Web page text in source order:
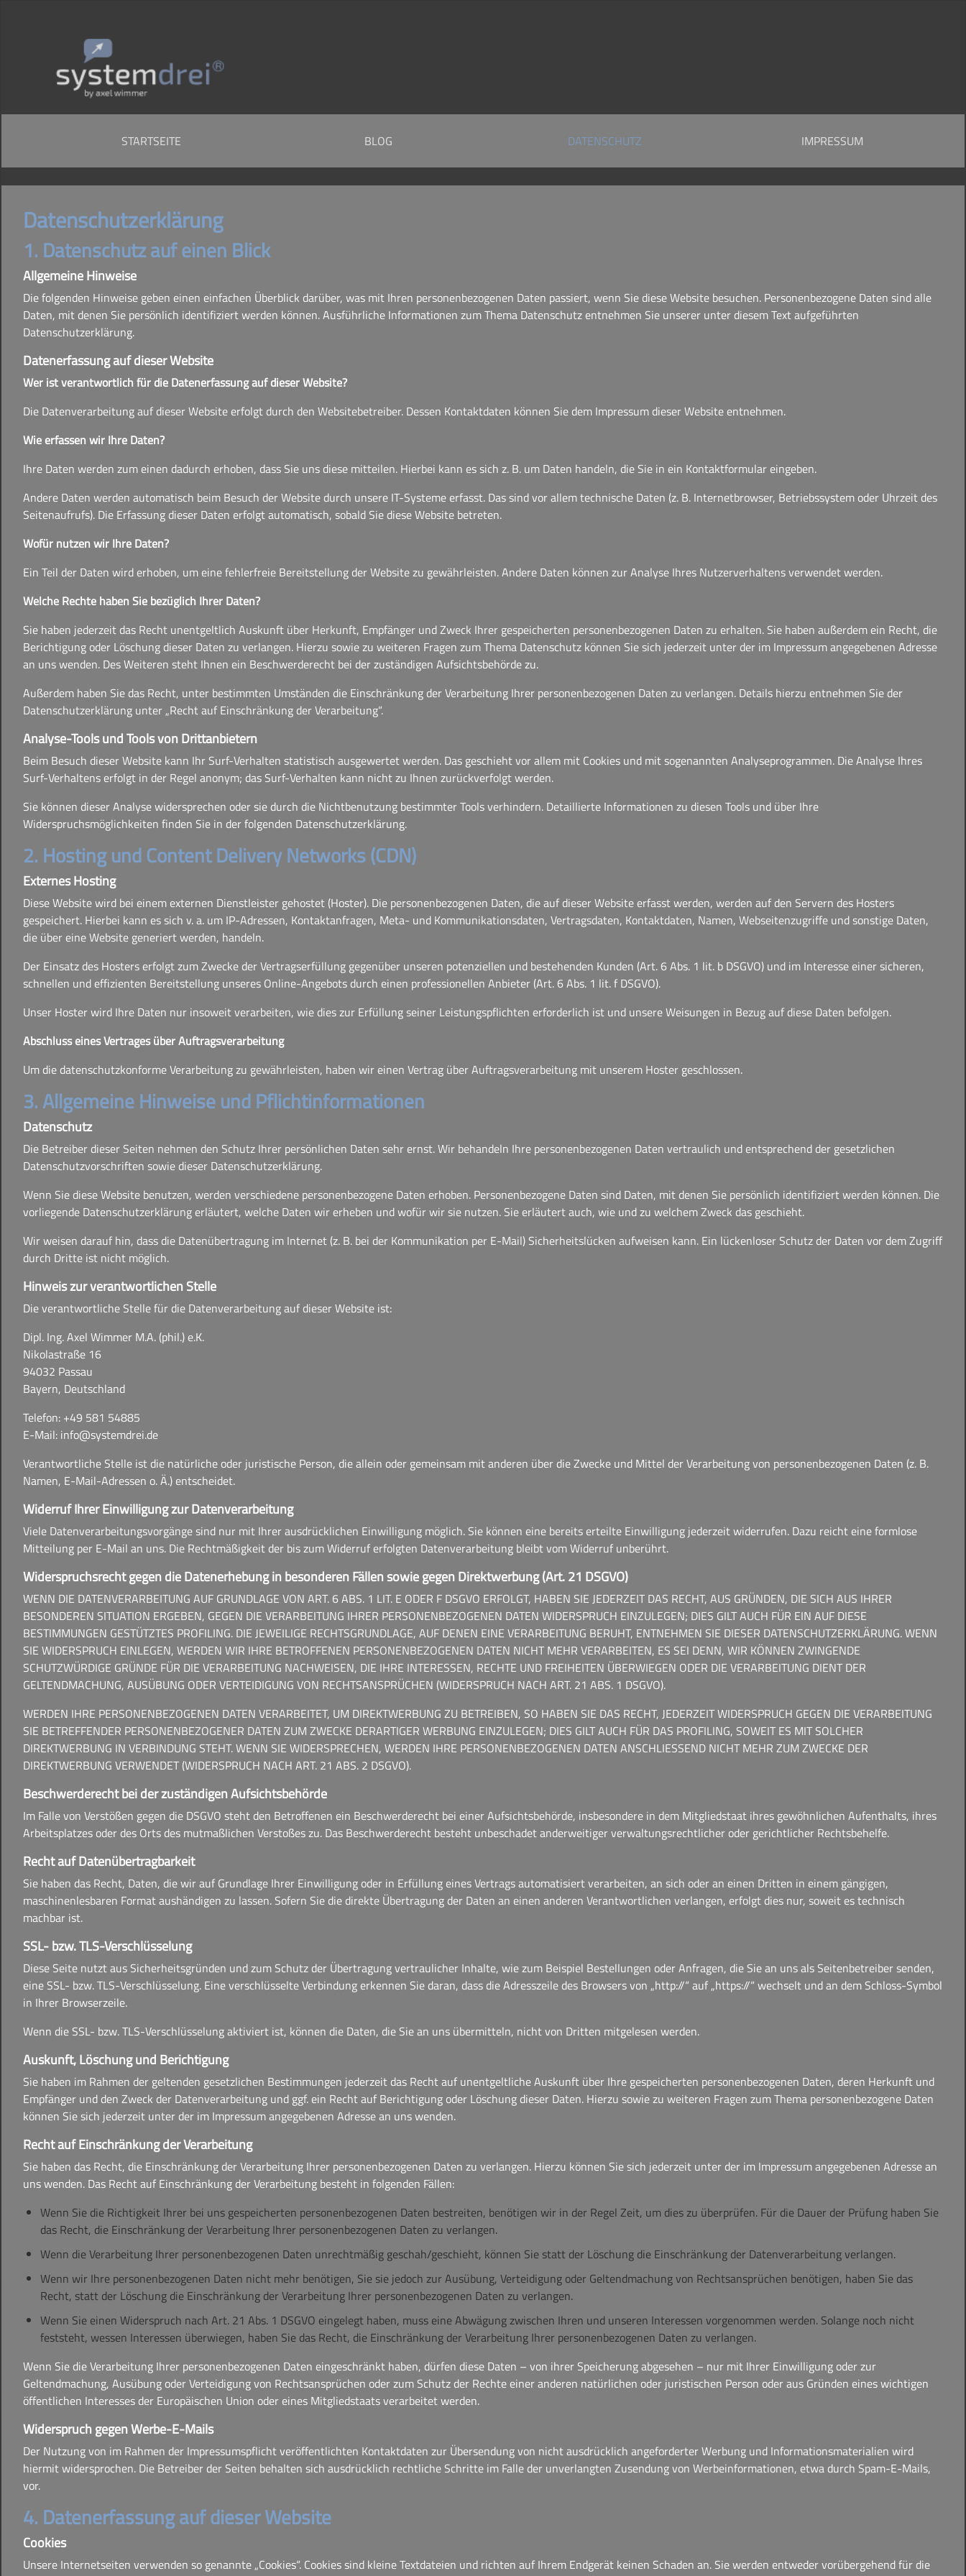
STARTSEITE BLOG DATENSCHUTZ IMPRESSUM
Datenschutzerklärung
1. Datenschutz auf einen Blick
Allgemeine Hinweise
Die folgenden Hinweise geben einen einfachen Überblick darüber, was mit Ihren personenbezogenen Daten passiert, wenn Sie diese Website besuchen. Personenbezogene Daten sind alle
Daten, mit denen Sie persönlich identifiziert werden können. Ausführliche Informationen zum Thema Datenschutz entnehmen Sie unserer unter diesem Text aufgeführten
Datenschutzerklärung.
Datenerfassung auf dieser Website
Wer ist verantwortlich für die Datenerfassung auf dieser Website?
Die Datenverarbeitung auf dieser Website erfolgt durch den Websitebetreiber. Dessen Kontaktdaten können Sie dem Impressum dieser Website entnehmen.
Wie erfassen wir Ihre Daten?
Ihre Daten werden zum einen dadurch erhoben, dass Sie uns diese mitteilen. Hierbei kann es sich z. B. um Daten handeln, die Sie in ein Kontaktformular eingeben.
Andere Daten werden automatisch beim Besuch der Website durch unsere IT-Systeme erfasst. Das sind vor allem technische Daten (z. B. Internetbrowser, Betriebssystem oder Uhrzeit des
Seitenaufrufs). Die Erfassung dieser Daten erfolgt automatisch, sobald Sie diese Website betreten.
Wofür nutzen wir Ihre Daten?
Ein Teil der Daten wird erhoben, um eine fehlerfreie Bereitstellung der Website zu gewährleisten. Andere Daten können zur Analyse Ihres Nutzerverhaltens verwendet werden.
Welche Rechte haben Sie bezüglich Ihrer Daten?
Sie haben jederzeit das Recht unentgeltlich Auskunft über Herkunft, Empfänger und Zweck Ihrer gespeicherten personenbezogenen Daten zu erhalten. Sie haben außerdem ein Recht, die
Berichtigung oder Löschung dieser Daten zu verlangen. Hierzu sowie zu weiteren Fragen zum Thema Datenschutz können Sie sich jederzeit unter der im Impressum angegebenen Adresse
an uns wenden. Des Weiteren steht Ihnen ein Beschwerderecht bei der zuständigen Aufsichtsbehörde zu.
Außerdem haben Sie das Recht, unter bestimmten Umständen die Einschränkung der Verarbeitung Ihrer personenbezogenen Daten zu verlangen. Details hierzu entnehmen Sie der
Datenschutzerklärung unter „Recht auf Einschränkung der Verarbeitung“.
Analyse-Tools und Tools von Drittanbietern
Beim Besuch dieser Website kann Ihr Surf-Verhalten statistisch ausgewertet werden. Das geschieht vor allem mit Cookies und mit sogenannten Analyseprogrammen. Die Analyse Ihres
Surf-Verhaltens erfolgt in der Regel anonym; das Surf-Verhalten kann nicht zu Ihnen zurückverfolgt werden.
Sie können dieser Analyse widersprechen oder sie durch die Nichtbenutzung bestimmter Tools verhindern. Detaillierte Informationen zu diesen Tools und über Ihre
Widerspruchsmöglichkeiten finden Sie in der folgenden Datenschutzerklärung.
2. Hosting und Content Delivery Networks (CDN)
Externes Hosting
Diese Website wird bei einem externen Dienstleister gehostet (Hoster). Die personenbezogenen Daten, die auf dieser Website erfasst werden, werden auf den Servern des Hosters
gespeichert. Hierbei kann es sich v. a. um IP-Adressen, Kontaktanfragen, Meta- und Kommunikationsdaten, Vertragsdaten, Kontaktdaten, Namen, Webseitenzugriffe und sonstige Daten,
die über eine Website generiert werden, handeln.
Der Einsatz des Hosters erfolgt zum Zwecke der Vertragserfüllung gegenüber unseren potenziellen und bestehenden Kunden (Art. 6 Abs. 1 lit. b DSGVO) und im Interesse einer sicheren,
schnellen und effizienten Bereitstellung unseres Online-Angebots durch einen professionellen Anbieter (Art. 6 Abs. 1 lit. f DSGVO).
Unser Hoster wird Ihre Daten nur insoweit verarbeiten, wie dies zur Erfüllung seiner Leistungspflichten erforderlich ist und unsere Weisungen in Bezug auf diese Daten befolgen.
Abschluss eines Vertrages über Auftragsverarbeitung
Um die datenschutzkonforme Verarbeitung zu gewährleisten, haben wir einen Vertrag über Auftragsverarbeitung mit unserem Hoster geschlossen.
3. Allgemeine Hinweise und Pflichtinformationen
Datenschutz
Die Betreiber dieser Seiten nehmen den Schutz Ihrer persönlichen Daten sehr ernst. Wir behandeln Ihre personenbezogenen Daten vertraulich und entsprechend der gesetzlichen
Datenschutzvorschriften sowie dieser Datenschutzerklärung.
Wenn Sie diese Website benutzen, werden verschiedene personenbezogene Daten erhoben. Personenbezogene Daten sind Daten, mit denen Sie persönlich identifiziert werden können. Die
vorliegende Datenschutzerklärung erläutert, welche Daten wir erheben und wofür wir sie nutzen. Sie erläutert auch, wie und zu welchem Zweck das geschieht.
Wir weisen darauf hin, dass die Datenübertragung im Internet (z. B. bei der Kommunikation per E-Mail) Sicherheitslücken aufweisen kann. Ein lückenloser Schutz der Daten vor dem Zugriff
durch Dritte ist nicht möglich.
Hinweis zur verantwortlichen Stelle
Die verantwortliche Stelle für die Datenverarbeitung auf dieser Website ist:
Dipl. Ing. Axel Wimmer M.A. (phil.) e.K.
Nikolastraße 16
94032 Passau
Bayern, Deutschland
Telefon: +49 581 54885
E-Mail: info@systemdrei.de
Verantwortliche Stelle ist die natürliche oder juristische Person, die allein oder gemeinsam mit anderen über die Zwecke und Mittel der Verarbeitung von personenbezogenen Daten (z. B.
Namen, E-Mail-Adressen o. Ä.) entscheidet.
Widerruf Ihrer Einwilligung zur Datenverarbeitung
Viele Datenverarbeitungsvorgänge sind nur mit Ihrer ausdrücklichen Einwilligung möglich. Sie können eine bereits erteilte Einwilligung jederzeit widerrufen. Dazu reicht eine formlose
Mitteilung per E-Mail an uns. Die Rechtmäßigkeit der bis zum Widerruf erfolgten Datenverarbeitung bleibt vom Widerruf unberührt.
Widerspruchsrecht gegen die Datenerhebung in besonderen Fällen sowie gegen Direktwerbung (Art. 21 DSGVO)
WENN DIE DATENVERARBEITUNG AUF GRUNDLAGE VON ART. 6 ABS. 1 LIT. E ODER F DSGVO ERFOLGT, HABEN SIE JEDERZEIT DAS RECHT, AUS GRÜNDEN, DIE SICH AUS IHRER
BESONDEREN SITUATION ERGEBEN, GEGEN DIE VERARBEITUNG IHRER PERSONENBEZOGENEN DATEN WIDERSPRUCH EINZULEGEN; DIES GILT AUCH FÜR EIN AUF DIESE
BESTIMMUNGEN GESTÜTZTES PROFILING. DIE JEWEILIGE RECHTSGRUNDLAGE, AUF DENEN EINE VERARBEITUNG BERUHT, ENTNEHMEN SIE DIESER DATENSCHUTZERKLÄRUNG. WENN
SIE WIDERSPRUCH EINLEGEN, WERDEN WIR IHRE BETROFFENEN PERSONENBEZOGENEN DATEN NICHT MEHR VERARBEITEN, ES SEI DENN, WIR KÖNNEN ZWINGENDE
SCHUTZWÜRDIGE GRÜNDE FÜR DIE VERARBEITUNG NACHWEISEN, DIE IHRE INTERESSEN, RECHTE UND FREIHEITEN ÜBERWIEGEN ODER DIE VERARBEITUNG DIENT DER
GELTENDMACHUNG, AUSÜBUNG ODER VERTEIDIGUNG VON RECHTSANSPRÜCHEN (WIDERSPRUCH NACH ART. 21 ABS. 1 DSGVO).
WERDEN IHRE PERSONENBEZOGENEN DATEN VERARBEITET, UM DIREKTWERBUNG ZU BETREIBEN, SO HABEN SIE DAS RECHT, JEDERZEIT WIDERSPRUCH GEGEN DIE VERARBEITUNG
SIE BETREFFENDER PERSONENBEZOGENER DATEN ZUM ZWECKE DERARTIGER WERBUNG EINZULEGEN; DIES GILT AUCH FÜR DAS PROFILING, SOWEIT ES MIT SOLCHER
DIREKTWERBUNG IN VERBINDUNG STEHT. WENN SIE WIDERSPRECHEN, WERDEN IHRE PERSONENBEZOGENEN DATEN ANSCHLIESSEND NICHT MEHR ZUM ZWECKE DER
DIREKTWERBUNG VERWENDET (WIDERSPRUCH NACH ART. 21 ABS. 2 DSGVO).
Beschwerderecht bei der zuständigen Aufsichtsbehörde
Im Falle von Verstößen gegen die DSGVO steht den Betroffenen ein Beschwerderecht bei einer Aufsichtsbehörde, insbesondere in dem Mitgliedstaat ihres gewöhnlichen Aufenthalts, ihres
Arbeitsplatzes oder des Orts des mutmaßlichen Verstoßes zu. Das Beschwerderecht besteht unbeschadet anderweitiger verwaltungsrechtlicher oder gerichtlicher Rechtsbehelfe.
Recht auf Datenübertragbarkeit
Sie haben das Recht, Daten, die wir auf Grundlage Ihrer Einwilligung oder in Erfüllung eines Vertrags automatisiert verarbeiten, an sich oder an einen Dritten in einem gängigen,
maschinenlesbaren Format aushändigen zu lassen. Sofern Sie die direkte Übertragung der Daten an einen anderen Verantwortlichen verlangen, erfolgt dies nur, soweit es technisch
machbar ist.
SSL- bzw. TLS-Verschlüsselung
Diese Seite nutzt aus Sicherheitsgründen und zum Schutz der Übertragung vertraulicher Inhalte, wie zum Beispiel Bestellungen oder Anfragen, die Sie an uns als Seitenbetreiber senden,
eine SSL- bzw. TLS-Verschlüsselung. Eine verschlüsselte Verbindung erkennen Sie daran, dass die Adresszeile des Browsers von „http://“ auf „https://“ wechselt und an dem Schloss-Symbol
in Ihrer Browserzeile.
Wenn die SSL- bzw. TLS-Verschlüsselung aktiviert ist, können die Daten, die Sie an uns übermitteln, nicht von Dritten mitgelesen werden.
Auskunft, Löschung und Berichtigung
Sie haben im Rahmen der geltenden gesetzlichen Bestimmungen jederzeit das Recht auf unentgeltliche Auskunft über Ihre gespeicherten personenbezogenen Daten, deren Herkunft und
Empfänger und den Zweck der Datenverarbeitung und ggf. ein Recht auf Berichtigung oder Löschung dieser Daten. Hierzu sowie zu weiteren Fragen zum Thema personenbezogene Daten
können Sie sich jederzeit unter der im Impressum angegebenen Adresse an uns wenden.
Recht auf Einschränkung der Verarbeitung
Sie haben das Recht, die Einschränkung der Verarbeitung Ihrer personenbezogenen Daten zu verlangen. Hierzu können Sie sich jederzeit unter der im Impressum angegebenen Adresse an
uns wenden. Das Recht auf Einschränkung der Verarbeitung besteht in folgenden Fällen:
Wenn Sie die Richtigkeit Ihrer bei uns gespeicherten personenbezogenen Daten bestreiten, benötigen wir in der Regel Zeit, um dies zu überprüfen. Für die Dauer der Prüfung haben Sie
das Recht, die Einschränkung der Verarbeitung Ihrer personenbezogenen Daten zu verlangen.
Wenn die Verarbeitung Ihrer personenbezogenen Daten unrechtmäßig geschah/geschieht, können Sie statt der Löschung die Einschränkung der Datenverarbeitung verlangen.
Wenn wir Ihre personenbezogenen Daten nicht mehr benötigen, Sie sie jedoch zur Ausübung, Verteidigung oder Geltendmachung von Rechtsansprüchen benötigen, haben Sie das
Recht, statt der Löschung die Einschränkung der Verarbeitung Ihrer personenbezogenen Daten zu verlangen.
Wenn Sie einen Widerspruch nach Art. 21 Abs. 1 DSGVO eingelegt haben, muss eine Abwägung zwischen Ihren und unseren Interessen vorgenommen werden. Solange noch nicht
feststeht, wessen Interessen überwiegen, haben Sie das Recht, die Einschränkung der Verarbeitung Ihrer personenbezogenen Daten zu verlangen.
Wenn Sie die Verarbeitung Ihrer personenbezogenen Daten eingeschränkt haben, dürfen diese Daten – von ihrer Speicherung abgesehen – nur mit Ihrer Einwilligung oder zur
Geltendmachung, Ausübung oder Verteidigung von Rechtsansprüchen oder zum Schutz der Rechte einer anderen natürlichen oder juristischen Person oder aus Gründen eines wichtigen
öffentlichen Interesses der Europäischen Union oder eines Mitgliedstaats verarbeitet werden.
Widerspruch gegen Werbe-E-Mails
Der Nutzung von im Rahmen der Impressumspflicht veröffentlichten Kontaktdaten zur Übersendung von nicht ausdrücklich angeforderter Werbung und Informationsmaterialien wird
hiermit widersprochen. Die Betreiber der Seiten behalten sich ausdrücklich rechtliche Schritte im Falle der unverlangten Zusendung von Werbeinformationen, etwa durch Spam-E-Mails,
vor.
4. Datenerfassung auf dieser Website
Cookies
Unsere Internetseiten verwenden so genannte „Cookies“. Cookies sind kleine Textdateien und richten auf Ihrem Endgerät keinen Schaden an. Sie werden entweder vorübergehend für die